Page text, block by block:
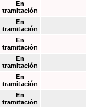
En
tramitación
En
tramitación
En
tramitación
En
tramitación
En
tramitación
En
tramitación